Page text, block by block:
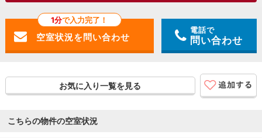
1分で入力完了！
電話で
問い合わせ
お気に入り一覧を見る
こちらの物件の空室状況